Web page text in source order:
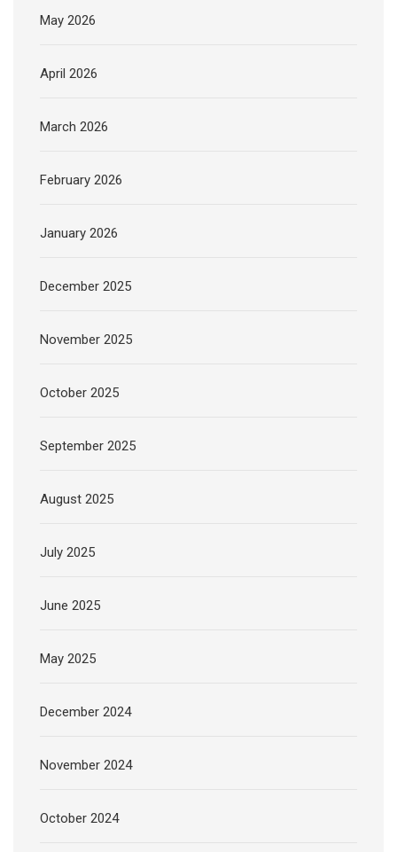
May 2026
April 2026
March 2026
February 2026
January 2026
December 2025
November 2025
October 2025
September 2025
August 2025
July 2025
June 2025
May 2025
December 2024
November 2024
October 2024